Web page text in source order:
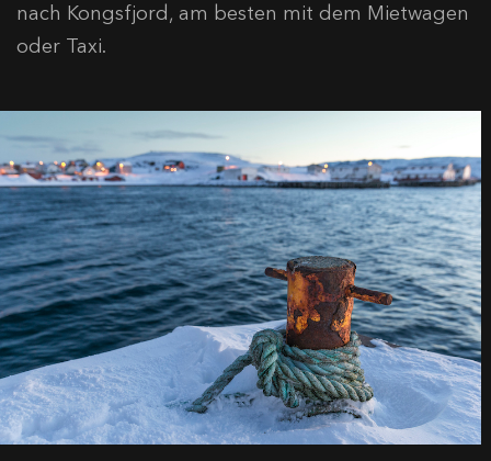
nach Kongsfjord, am besten mit dem Mietwagen
oder Taxi.